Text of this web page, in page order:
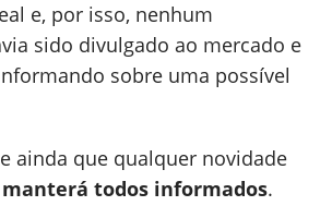
e, por isso, nenhum
sido divulgado ao mercado e
sobre uma possível
ainda que qualquer novidade
manterá todos informados.